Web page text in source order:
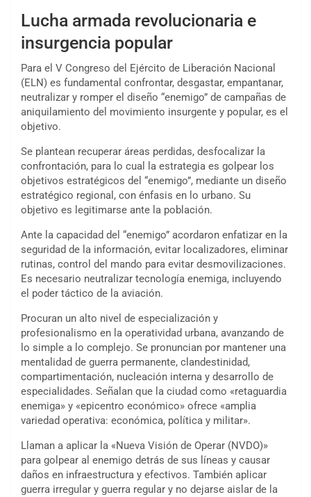
Lucha armada revolucionaria e
insurgencia popular
Para el V Congreso del Ejército de Liberación Nacional
(ELN) es fundamental confrontar, desgastar, empantanar,
neutralizar y romper el diseño “enemigo” de campañas de
aniquilamiento del movimiento insurgente y popular, es el
objetivo.
Se plantean recuperar áreas perdidas, desfocalizar la
confrontación, para lo cual la estrategia es golpear los
objetivos estratégicos del “enemigo”, mediante un diseño
estratégico regional, con énfasis en lo urbano. Su
objetivo es legitimarse ante la población.
Ante la capacidad del “enemigo” acordaron enfatizar en la
seguridad de la información, evitar localizadores, eliminar
rutinas, control del mando para evitar desmovilizaciones.
Es necesario neutralizar tecnología enemiga, incluyendo
el poder táctico de la aviación.
Procuran un alto nivel de especialización y
profesionalismo en la operatividad urbana, avanzando de
lo simple a lo complejo. Se pronuncian por mantener una
mentalidad de guerra permanente, clandestinidad,
compartimentación, nucleación interna y desarrollo de
especialidades. Señalan que la ciudad como «retaguardia
enemiga» y «epicentro económico» ofrece «amplia
variedad operativa: económica, política y militar».
Llaman a aplicar la «Nueva Visión de Operar (NVDO)»
para golpear al enemigo detrás de sus líneas y causar
daños en infraestructura y efectivos. También aplicar
guerra irregular y guerra regular y no dejarse aislar de la